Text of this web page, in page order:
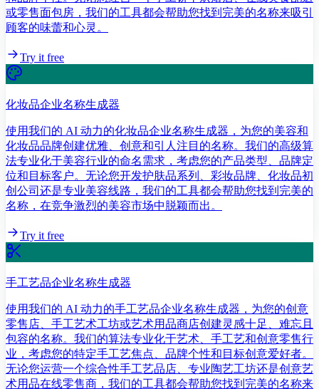
或零售面包房，我们的工具都会帮助您找到完美的名称来吸引
顾客的味蕾和心灵。
Try it free
化妆品企业名称生成器
使用我们的 AI 动力的化妆品企业名称生成器，为您的美容和
化妆品品牌创建优雅、创意和引人注目的名称。我们的高级算
法专业化于美容行业的命名需求，考虑您的产品类型、品牌定
位和目标客户。无论您开发护肤品系列、彩妆品牌、化妆品初
创公司还是专业美容线路，我们的工具都会帮助您找到完美的
名称，在竞争激烈的美容市场中脱颖而出。
Try it free
手工艺品企业名称生成器
使用我们的 AI 动力的手工艺品企业名称生成器，为您的创意
零售店、手工艺术工坊或艺术用品商店创建灵感十足、难忘且
包容的名称。我们的算法专业化于艺术、手工艺和创意零售行
业，考虑您的特定手工艺焦点、品牌个性和目标创意爱好者。
无论您运营一个综合性手工艺品店、专业陶艺工坊还是创意艺
术用品在线零售商，我们的工具都会帮助您找到完美的名称来